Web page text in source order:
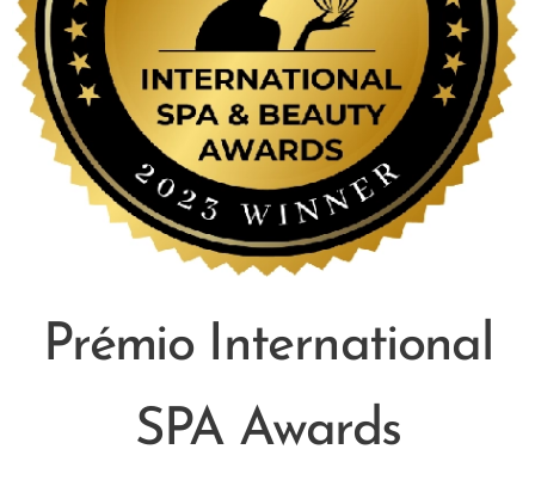
Prémio International
SPA Awards